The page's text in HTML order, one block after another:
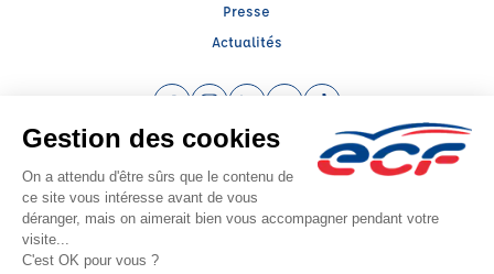
Presse
Actualités
Instagram (nouvelle fenêtre)
LinkedIn (nouvelle fenêtre)
YouTube (nouvelle fenêtre)
TikTok (nouvelle
Raison sociale : AUTO ECOLE VLV - Capital social: 7000€
SIREN: 524924420 - Numéro de TVA intracommunautaire: FR 00 524924420
Agrément n°E1705900290
Siège social : 114, Rue de la Mairie , DOUAI (59500) - Représentant légal :